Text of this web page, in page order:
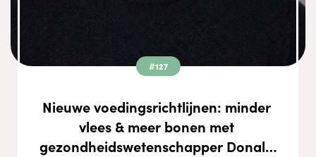
#127
Nieuwe voedingsrichtlijnen: minder
vlees & meer bonen met
gezondheidswetenschapper Donald